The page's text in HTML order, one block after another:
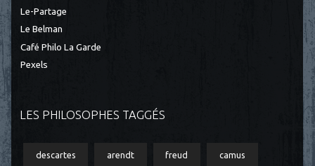
Le-Partage
Le Belman
Café Philo La Garde
Pexels
LES PHILOSOPHES TAGGÉS
descartes arendt freud camus